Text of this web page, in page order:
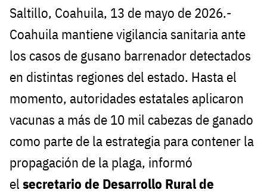
Saltillo, Coahuila, 13 de mayo de 2026.-
Coahuila mantiene vigilancia sanitaria ante
los casos de gusano barrenador detectados
en distintas regiones del estado. Hasta el
momento, autoridades estatales aplicaron
vacunas a más de 10 mil cabezas de ganado
como parte de la estrategia para contener la
propagación de la plaga, informó
el secretario de Desarrollo Rural de